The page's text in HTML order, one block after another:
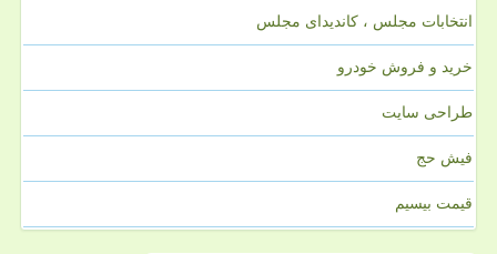
انتخابات مجلس ، کاندیدای مجلس
خرید و فروش خودرو
طراحی سایت
فیش حج
قیمت بیسیم